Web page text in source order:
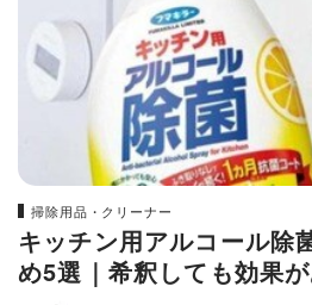
掃除用品・クリーナー
キッチン用アルコール除
め5選｜希釈しても効果